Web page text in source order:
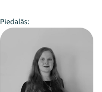
Piedalās: